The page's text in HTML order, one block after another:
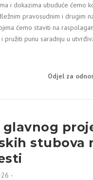
i dokazima ubuduće ćemo
pravosudnim i drugim
ćemo staviti na
pružiti punu saradnju u
Odjel za
glavnog
stubova
-